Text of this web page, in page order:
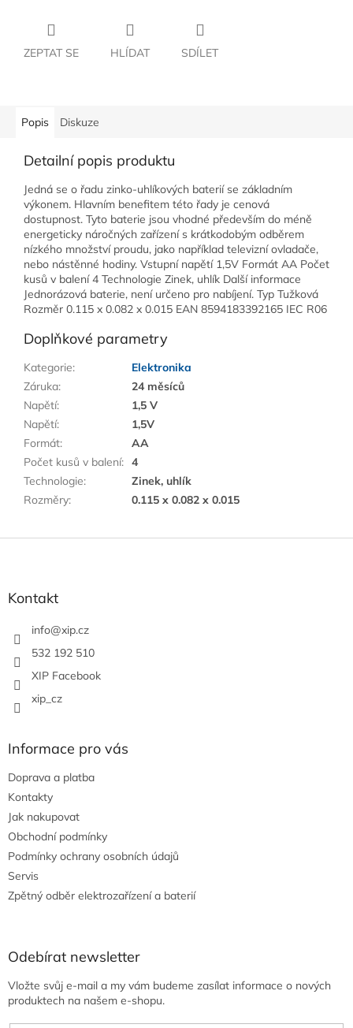
ZEPTAT SE HLÍDAT SDÍLET
Popis Diskuze
Detailní popis produktu
Jedná se o řadu zinko-uhlíkových baterií se základním
výkonem. Hlavním benefitem této řady je cenová
dostupnost. Tyto baterie jsou vhodné především do méně
energeticky náročných zařízení s krátkodobým odběrem
nízkého množství proudu, jako například televizní ovladače,
nebo nástěnné hodiny. Vstupní napětí 1,5V Formát AA Počet
kusů v balení 4 Technologie Zinek, uhlík Další informace
Jednorázová baterie, není určeno pro nabíjení. Typ Tužková
Rozměr 0.115 x 0.082 x 0.015 EAN 8594183392165 IEC R06
Doplňkové parametry
Kategorie:
Elektronika
Záruka:
24 měsíců
Napětí:
1,5 V
Napětí:
1,5V
Formát:
AA
Počet kusů v balení: 4
Technologie:
Zinek, uhlík
Rozměry: 0.115 x 0.082 x 0.015
Kontakt
info@xip.cz
532 192 510
XIP Facebook
xip_cz
Informace pro vás
Doprava a platba
Kontakty
Jak nakupovat
Obchodní podmínky
Podmínky ochrany osobních údajů
Servis
Zpětný odběr elektrozařízení a baterií
Odebírat newsletter
Vložte svůj e-mail a my vám budeme zasílat informace o nových
produktech na našem e-shopu.